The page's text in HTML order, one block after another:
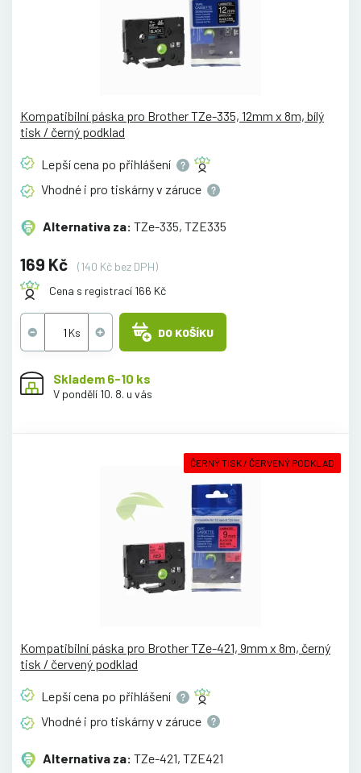
Kompatibilní páska pro Brother TZe-335, 12mm x 8m, bílý
tisk / černý podklad
Lepší cena po přihlášení
Vhodné i pro tiskárny v záruce
Alternativa za: TZe-335, TZE335
169 Kč
(140 Kč bez DPH)
Cena s registrací 166 Kč
DO KOŠÍKU
Skladem 6-10 ks
V pondělí 10. 8. u vás
ČERNÝ TISK / ČERVENÝ PODKLAD
Kompatibilní páska pro Brother TZe-421, 9mm x 8m, černý
tisk / červený podklad
Lepší cena po přihlášení
Vhodné i pro tiskárny v záruce
Alternativa za: TZe-421, TZE421